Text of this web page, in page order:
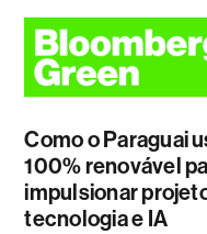
Como o Paraguai
100% renovável
impulsionar
tecnologia e IA